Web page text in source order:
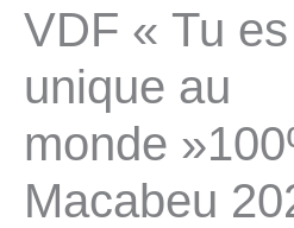
VDF « Tu
unique au
monde
Macabeu